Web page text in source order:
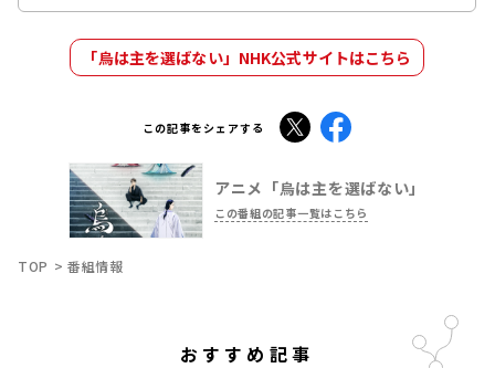
「烏は主を選ばない」NHK公式サイトはこちら
この記事をシェアする X Facebook
アニメ「烏は主を選ばない」
この番組の記事一覧はこちら
TOP 番組情報
おすすめ記事